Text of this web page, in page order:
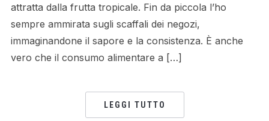
attratta dalla frutta tropicale. Fin da piccola l’ho
sempre ammirata sugli scaffali dei negozi,
immaginandone il sapore e la consistenza. È anche
vero che il consumo alimentare a […]
LEGGI TUTTO